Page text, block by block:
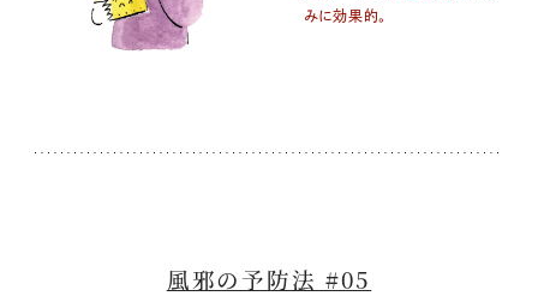
みに効果的。
風邪の予防法 #05